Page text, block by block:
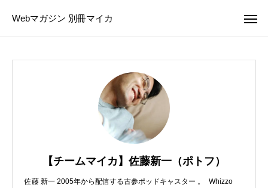
Webマガジン 別冊マイカ
【チームマイカ】佐藤新一（ポトフ）
佐藤 新一 2005年から配信する古参ポッドキャスター 。 Whizzo